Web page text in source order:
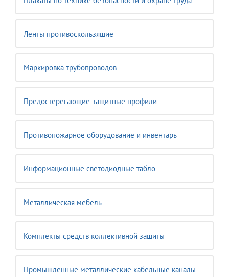
Ленты противоскользящие
Маркировка трубопроводов
Предостерегающие защитные профили
Противопожарное оборудование и инвентарь
Информационные светодиодные табло
Металлическая мебель
Комплекты средств коллективной защиты
Промышленные металлические кабельные каналы